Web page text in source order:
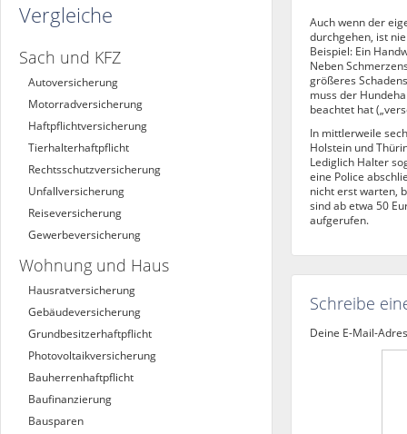
Vergleiche
Sach und KFZ
Autoversicherung
Motorradversicherung
Haftpflichtversicherung
Tierhalterhaftpflicht
Rechtsschutzversicherung
Unfallversicherung
Reiseversicherung
Gewerbeversicherung
Wohnung und Haus
Hausratversicherung
Gebäudeversicherung
Grundbesitzerhaftpflicht
Photovoltaikversicherung
Bauherrenhaftpflicht
Baufinanzierung
Bausparen
Auch wenn der
durchgehen, ist
Beispiel: Ein
Neben
größeres
muss der
beachtet hat
In mittlerweile
Holstein und
Lediglich Halter
eine Police
nicht erst warten,
sind ab etwa 50
aufgerufen.
Schreibe
Deine E-Mail-